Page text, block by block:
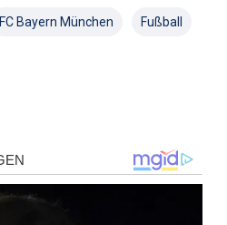
FC Bayern München Fußball